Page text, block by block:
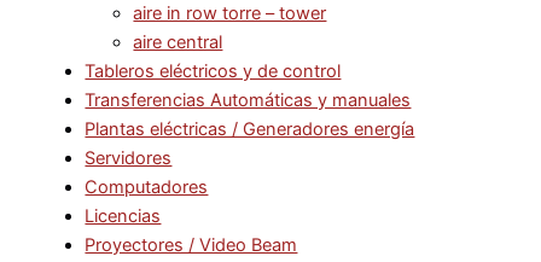
aire in row torre – tower
aire central
Tableros eléctricos y de control
Transferencias Automáticas y manuales
Plantas eléctricas / Generadores energía
Servidores
Computadores
Licencias
Proyectores / Video Beam